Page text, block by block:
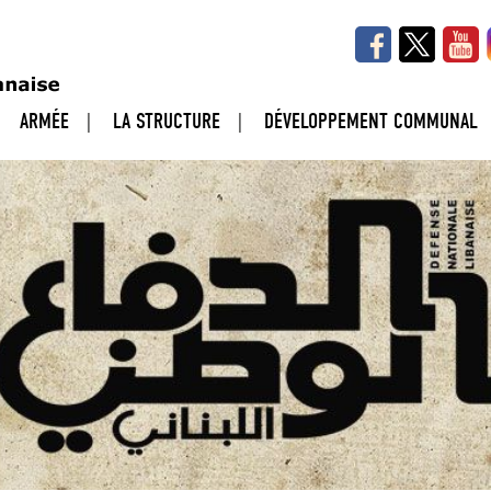
ARMÉE LA STRUCTURE DÉVELOPPEMENT COMMUNAL